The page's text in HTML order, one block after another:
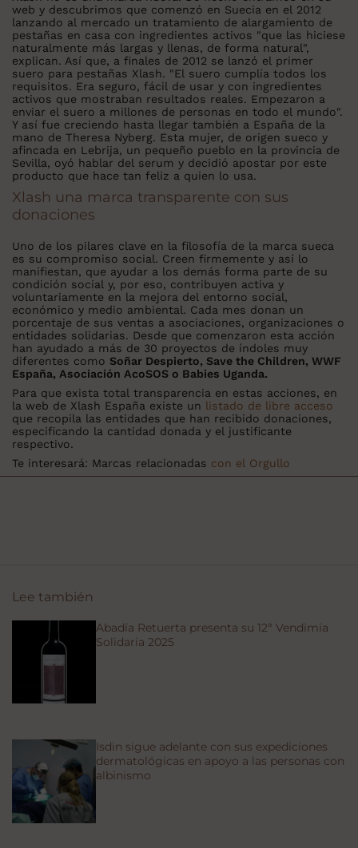
web y descubrimos que comenzó en Suecia en el 2012
lanzando al mercado un tratamiento de alargamiento de
pestañas en casa con ingredientes activos "que las hiciese
naturalmente más largas y llenas, de forma natural",
explican. Así que, a finales de 2012 se lanzó el primer
suero para pestañas Xlash. "El suero cumplía todos los
requisitos. Era seguro, fácil de usar y con ingredientes
activos que mostraban resultados reales. Empezaron a
enviar el suero a millones de personas en todo el mundo".
Y así fue creciendo hasta llegar también a España de la
mano de Theresa Nyberg. Esta mujer, de origen sueco y
afincada en Lebrija, un pequeño pueblo en la provincia de
Sevilla, oyó hablar del serum y decidió apostar por este
producto que hace tan feliz a quien lo usa.
Xlash una marca transparente con sus
donaciones
Uno de los pilares clave en la filosofía de la marca sueca
es su compromiso social. Creen firmemente y así lo
manifiestan, que ayudar a los demás forma parte de su
condición social y, por eso, contribuyen activa y
voluntariamente en la mejora del entorno social,
económico y medio ambiental. Cada mes donan un
porcentaje de sus ventas a asociaciones, organizaciones o
entidades solidarias. Desde que comenzaron esta acción
han ayudado a más de 30 proyectos de índoles muy
diferentes como Soñar Despierto, Save the Children, WWF
España, Asociación AcoSOS o Babies Uganda.
Para que exista total transparencia en estas acciones, en
la web de Xlash España existe un listado de libre acceso
que recopila las entidades que han recibido donaciones,
especificando la cantidad donada y el justificante
respectivo.
Te interesará: Marcas relacionadas con el Orgullo
Lee también
Abadía Retuerta presenta su 12ª Vendimia
Solidaria 2025
Isdin sigue adelante con sus expediciones
dermatológicas en apoyo a las personas con
albinismo